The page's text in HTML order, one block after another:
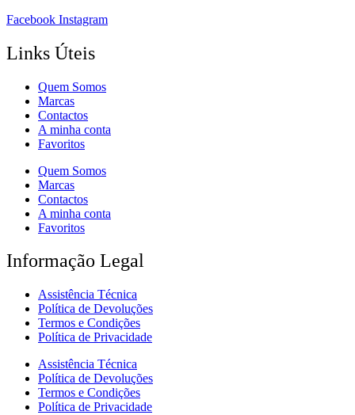
Facebook Instagram
Links Úteis
Quem Somos
Marcas
Contactos
A minha conta
Favoritos
Quem Somos
Marcas
Contactos
A minha conta
Favoritos
Informação Legal
Assistência Técnica
Política de Devoluções
Termos e Condições
Política de Privacidade
Assistência Técnica
Política de Devoluções
Termos e Condições
Política de Privacidade